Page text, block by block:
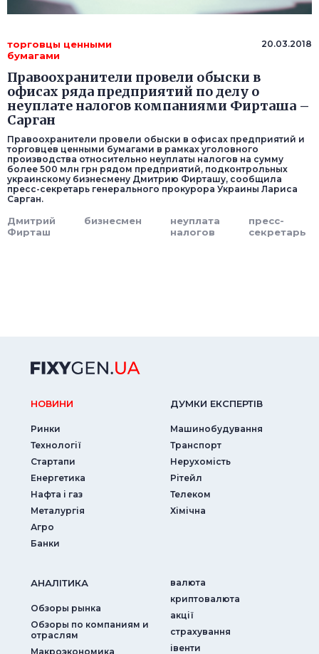
торговцы ценными
бумагами
20.03.2018
Правоохранители провели обыски в
офисах ряда предприятий по делу о
неуплате налогов компаниями Фирташа –
Сарган
Правоохранители провели обыски в офисах предприятий и
торговцев ценными бумагами в рамках уголовного
производства относительно неуплаты налогов на сумму
более 500 млн грн рядом предприятий, подконтрольных
украинскому бизнесмену Дмитрию Фирташу, сообщила
пресс-секретарь генерального прокурора Украины Лариса
Сарган.
Дмитрий
Фирташ
бизнесмен
неуплата
налогов
пресс-
секретарь
НОВИНИ
Ринки
Технології
Стартапи
Енергетика
Нафта і газ
Металургія
Агро
Банки
ДУМКИ ЕКСПЕРТIВ
Машинобудування
Транспорт
Нерухомість
Рітейл
Телеком
Хімічна
АНАЛIТИКА
Обзоры рынка
Обзоры по компаниям и
отраслям
Макроэкономика
валюта
криптовалюта
акції
страхування
iвенти